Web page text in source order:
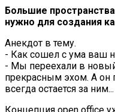
Большие
нужно для создания
Анекдот в тему.
- Как сошел с ума ваш
- Мы переехали в
прекрасным эхом. А он
всегда остается за ним...